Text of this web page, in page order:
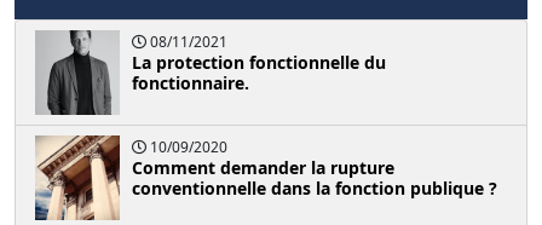
08/11/2021
La protection fonctionnelle du
fonctionnaire.
10/09/2020
Comment demander la rupture
conventionnelle dans la fonction publique ?